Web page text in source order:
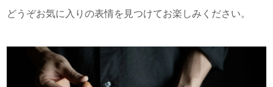
どうぞお気に入りの表情を見つけてお楽しみください。